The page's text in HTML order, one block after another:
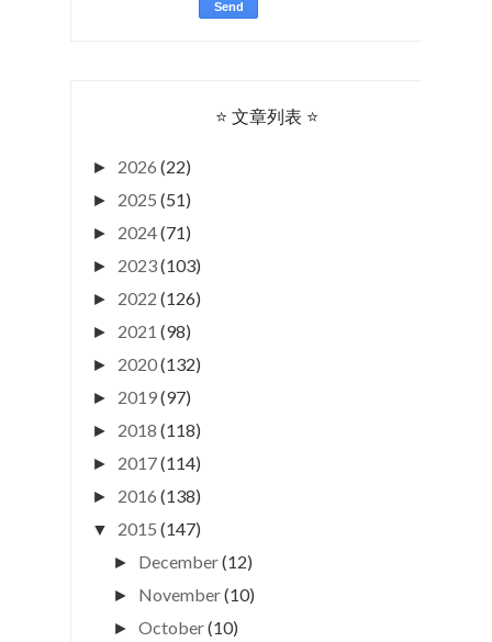
⭐ 文章列表 ⭐
► 2026 (22)
► 2025 (51)
► 2024(71)
► 2023(103)
► 2022 (126)
► 2021 (98)
► 2020(132)
► 2019(97)
► 2018 (118)
► 2017(114)
► 2016 (138)
▼ 2015 (147)
► December(12)
► November(10)
►October(10)